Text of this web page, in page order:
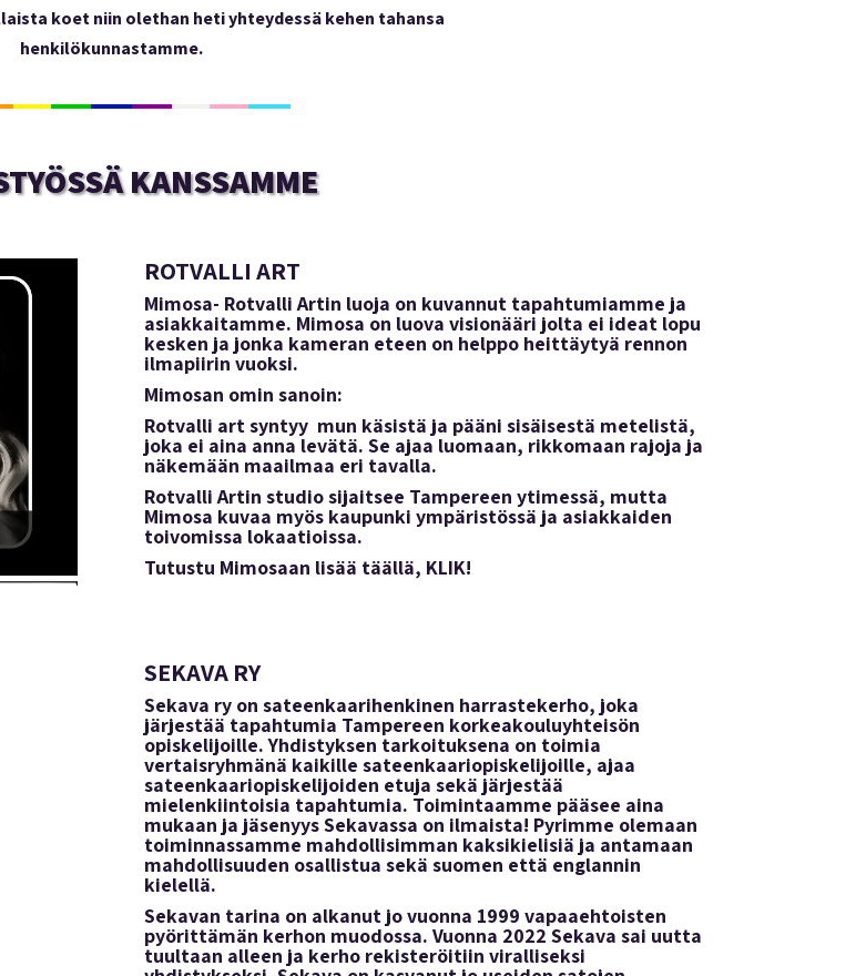
koet niin olethan heti yhteydessä kehen tahansa
henkilökunnastamme.
KANSSAMME
ROTVALLI ART
Mimosa- Rotvalli Artin luoja on kuvannut tapahtumiamme ja
asiakkaitamme. Mimosa on luova visionääri jolta ei ideat lopu
kesken ja jonka kameran eteen on helppo heittäytyä rennon
ilmapiirin vuoksi.
Mimosan omin sanoin:
Rotvalli art syntyy mun käsistä ja pääni sisäisestä metelistä,
joka ei aina anna levätä. Se ajaa luomaan, rikkomaan rajoja ja
näkemään maailmaa eri tavalla.
Rotvalli Artin studio sijaitsee Tampereen ytimessä, mutta
Mimosa kuvaa myös kaupunki ympäristössä ja asiakkaiden
toivomissa lokaatioissa.
Tutustu Mimosaan lisää täällä, KLIK!
SEKAVA RY
Sekava ry on sateenkaarihenkinen harrastekerho, joka
järjestää tapahtumia Tampereen korkeakouluyhteisön
opiskelijoille. Yhdistyksen tarkoituksena on toimia
vertaisryhmänä kaikille sateenkaariopiskelijoille, ajaa
sateenkaariopiskelijoiden etuja sekä järjestää
mielenkiintoisia tapahtumia. Toimintaamme pääsee aina
mukaan ja jäsenyys Sekavassa on ilmaista! Pyrimme olemaan
toiminnassamme mahdollisimman kaksikielisiä ja antamaan
mahdollisuuden osallistua sekä suomen että englannin
kielellä.
Sekavan tarina on alkanut jo vuonna 1999 vapaaehtoisten
pyörittämän kerhon muodossa. Vuonna 2022 Sekava sai uutta
tuultaan alleen ja kerho rekisteröitiin viralliseksi